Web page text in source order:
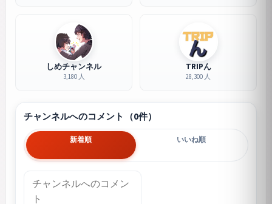
しめチャンネル
3,180 人
TRIPん
28,300 人
チャンネルへのコメント（0件）
新着順 いいね順